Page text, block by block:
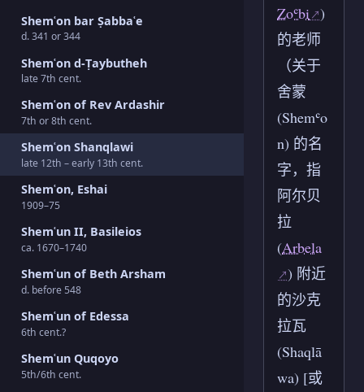
Shemʿon bar Ṣabbaʿe
d. 341 or 344
Shemʿon d-Ṭaybutheh
late 7th cent.
Shemʿon of Rev Ardashir
7th or 8th cent.
Shemʿon Shanqlawi
late 12th – early 13th cent.
Shemʿon, Eshai
1909–75
Shemʿun II, Basileios
ca. 1670–1740
Shemʿun of Beth Arsham
d. before 548
Shemʿun of Edessa
6th cent.?
Shemʿun Quqoyo
5th/6th cent.
Zoʿbi )
的老师
（关于
舍蒙
(Shemʿo
n) 的名
字，指
阿尔贝
拉
(Arbela
) 附近
的沙克
拉瓦
(Shaqlā
wa) [或